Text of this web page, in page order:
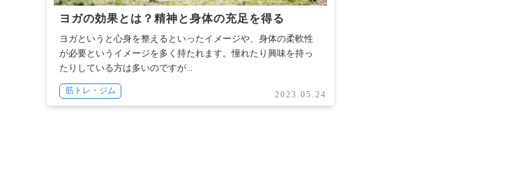
ヨガの効果とは？精神と身体の充足を得る
ヨガというと心身を整えるといったイメージや、身体の柔軟性
が必要というイメージを多く持たれます。憧れたり興味を持っ
たりしている方は多いのですが...
筋トレ・ジム 2023.05.24